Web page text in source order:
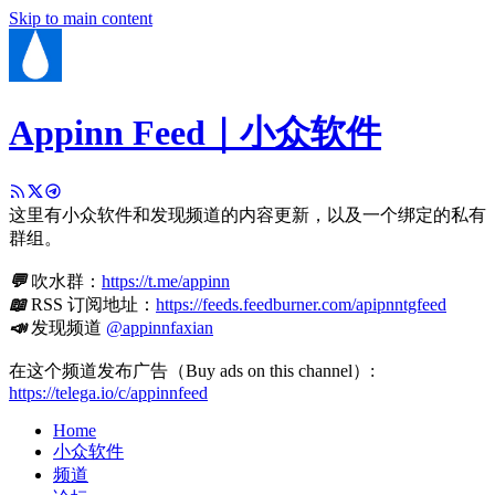
Skip to main content
Appinn Feed｜小众软件
这里有小众软件和发现频道的内容更新，以及一个绑定的私有
群组。
💬吹水群： https://t.me/appinn
📖RSS 订阅地址： https://feeds.feedburner.com/apipnntgfeed
📣发现频道 @appinnfaxian
在这个频道发布广告（Buy ads on this channel）:
https://telega.io/c/appinnfeed
Home
小众软件
频道